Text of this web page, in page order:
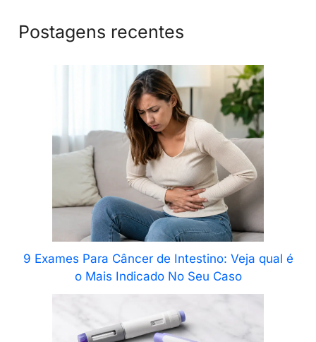
Postagens recentes
9 Exames Para Câncer de Intestino: Veja qual é
o Mais Indicado No Seu Caso